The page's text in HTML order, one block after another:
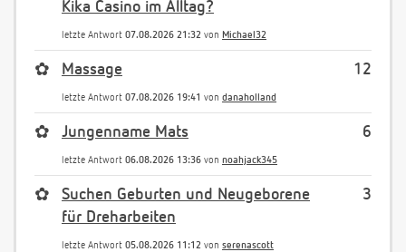
Kika Casino im Alltag?
letzte Antwort 07.08.2026 21:32 von Michael32
12
✿ Massage
letzte Antwort 07.08.2026 19:41 von danaholland
6
✿ Jungenname Mats
letzte Antwort 06.08.2026 13:36 von noahjack345
3
✿
Suchen Geburten und Neugeborene
für Dreharbeiten
letzte Antwort 05.08.2026 11:12 von serenascott